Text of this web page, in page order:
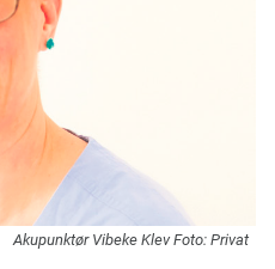
Akupunktør Vibeke Klev Foto: Privat